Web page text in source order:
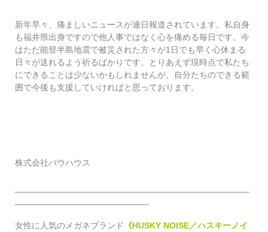
新年早々、痛ましいニュースが連日報道されています。私自身
も福井県出身ですので他人事ではなく心を痛める毎日です。今
はただ能登半島地震で被災された方々が1日でも早く心休まる
日々が送れるよう祈るばかりです。とりあえず現時点で私たち
にできることは少ないかもしれませんが、自分たちのできる範
囲で今後も支援していければと思っております。
株式会社バウハウス
女性に人気のメガネブランド
《HUSKY NOISE／ハスキーノイ